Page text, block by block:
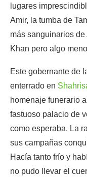
lugares
Amir, la tumba de
más sanguinarios
Khan pero algo
Este gobernante de
enterrado en
homenaje funerario
fastuoso palacio de
como esperaba. La
sus campañas
Hacía tanto frío y
no pudo llevar el